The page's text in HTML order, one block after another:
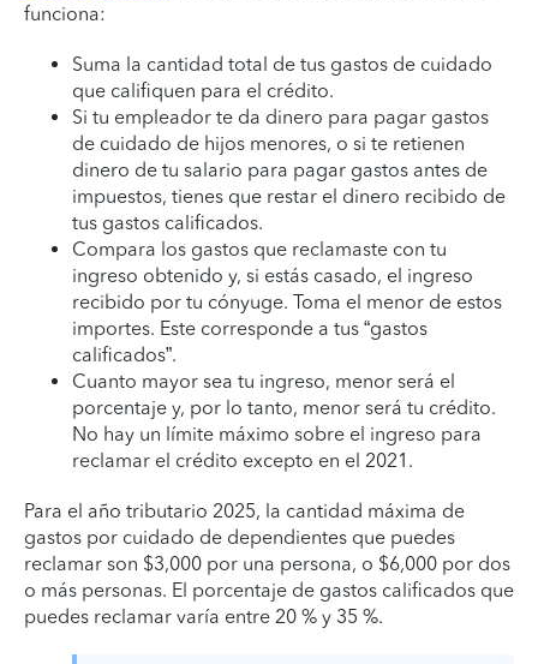
funciona:
Suma la cantidad total de tus gastos de cuidado
que califiquen para el crédito.
Si tu empleador te da dinero para pagar gastos
de cuidado de hijos menores, o si te retienen
dinero de tu salario para pagar gastos antes de
impuestos, tienes que restar el dinero recibido de
tus gastos calificados.
Compara los gastos que reclamaste con tu
ingreso obtenido y, si estás casado, el ingreso
recibido por tu cónyuge. Toma el menor de estos
importes. Este corresponde a tus “gastos
calificados”.
Cuanto mayor sea tu ingreso, menor será el
porcentaje y, por lo tanto, menor será tu crédito.
No hay un límite máximo sobre el ingreso para
reclamar el crédito excepto en el 2021.
Para el año tributario 2025, la cantidad máxima de
gastos por cuidado de dependientes que puedes
reclamar son $3,000 por una persona, o $6,000 por dos
o más personas. El porcentaje de gastos calificados que
puedes reclamar varía entre 20 % y 35 %.